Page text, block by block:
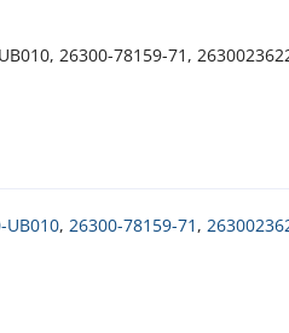
26300-78159-71,
UB010, 26300-78159-71 ,